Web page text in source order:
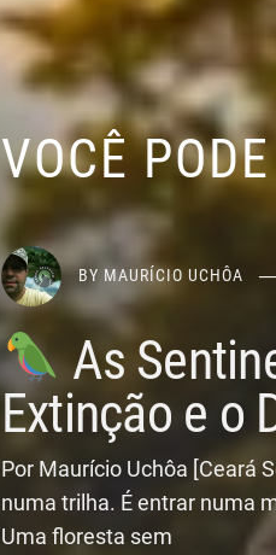
VOCÊ
BY MAURÍCIO UCHÔA
As
Extinção e o
Por Maurício Uchôa [Ceará
numa trilha. É entrar numa
Uma floresta sem